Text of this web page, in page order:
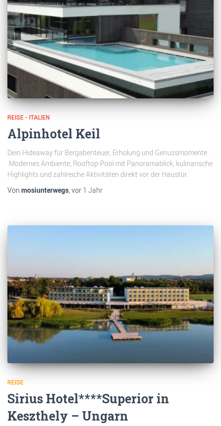
REISE - ITALIEN
Alpinhotel Keil
Dein Hideaway für Bergabenteuer, Erholung und Genussmomente.
Modernes Ambiente, Rooftop-Pool mit Panoramablick, kulinarische
Highlights und zahlreiche Aktivitäten direkt vor der Haustür.
Von mosiunterwegs, vor 1 Jahr
REISE
Sirius Hotel****Superior in
Keszthely – Ungarn